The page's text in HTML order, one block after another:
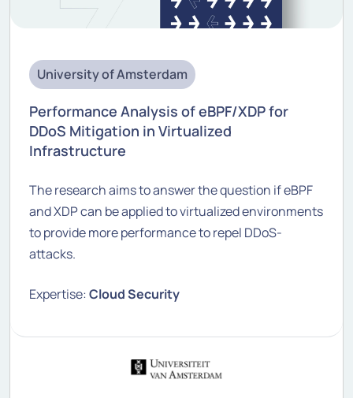
University of Amsterdam
Performance Analysis of eBPF/XDP for
DDoS Mitigation in Virtualized
Infrastructure
The research aims to answer the question if eBPF
and XDP can be applied to virtualized environments
to provide more performance to repel DDoS-
attacks.
Expertise:Cloud Security